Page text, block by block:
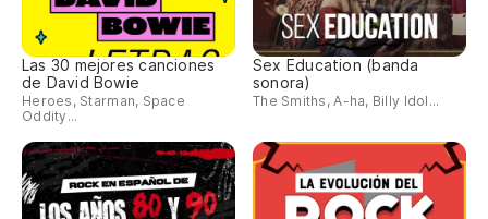
Las 30 mejores canciones
de David Bowie
Heroes, Starman, Space
Oddity...
Sex Education (banda
sonora)
The Smiths, A-ha, Billy Idol...